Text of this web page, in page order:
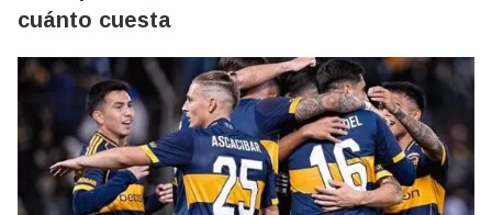
cuánto cuesta